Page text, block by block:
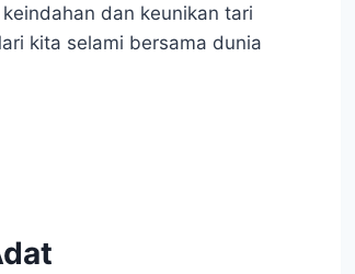
dan keunikan tari
kita selami bersama dunia